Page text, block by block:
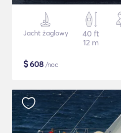
Jacht żaglowy
40 ft
12 m
$608 /noc